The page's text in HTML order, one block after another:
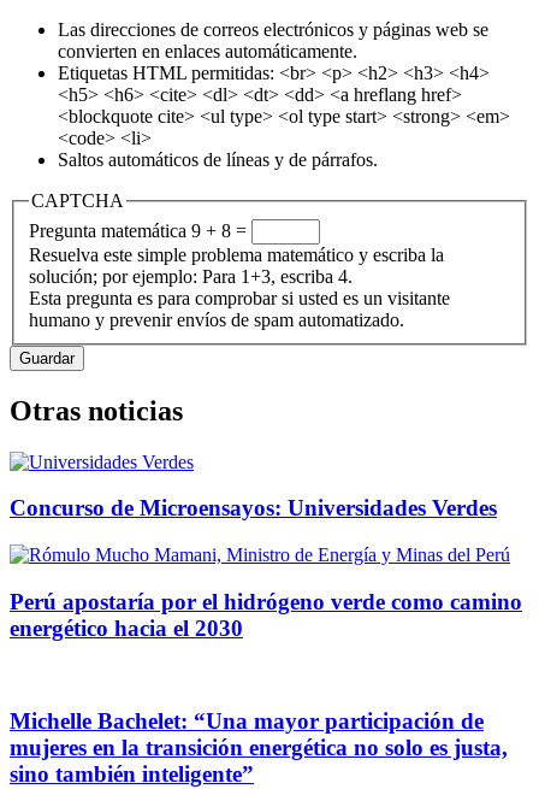
Las direcciones de correos electrónicos y páginas web se
convierten en enlaces automáticamente.
Etiquetas HTML permitidas: <br> <p> <h2> <h3> <h4>
<h5> <h6> <cite> <dl> <dt> <dd> <a hreflang href>
<blockquote cite> <ul type> <ol type start> <strong> <em>
<code> <li>
Saltos automáticos de líneas y de párrafos.
CAPTCHA
Pregunta matemática 9 + 8 =
Resuelva este simple problema matemático y escriba la
solución; por ejemplo: Para 1+3, escriba 4.
Esta pregunta es para comprobar si usted es un visitante
humano y prevenir envíos de spam automatizado.
Otras noticias
Concurso de Microensayos: Universidades Verdes
Perú apostaría por el hidrógeno verde como camino
energético hacia el 2030
Michelle Bachelet: “Una mayor participación de
mujeres en la transición energética no solo es justa,
sino también inteligente”